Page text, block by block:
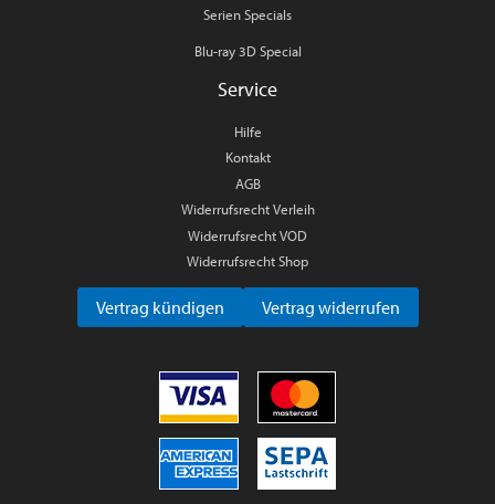
Serien Specials
Blu-ray 3D Special
Service
Hilfe
Kontakt
AGB
Widerrufsrecht Verleih
Widerrufsrecht VOD
Widerrufsrecht Shop
Vertrag kündigen Vertrag widerrufen